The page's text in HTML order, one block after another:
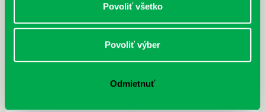
Povoliť všetko
Povoliť výber
Odmietnuť
Rudź, Przemyslaw: Atlas hviezd:
Hardy, Paula: Japonsko na tanieri:
kompletný sprievodca
japonskou kuchyňou a etiketou